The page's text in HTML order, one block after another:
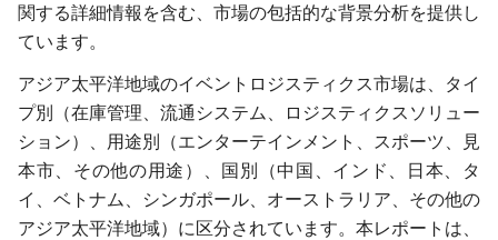
関する詳細情報を含む、市場の包括的な背景分析を提供し
ています。
アジア太平洋地域のイベントロジスティクス市場は、タイ
プ別（在庫管理、流通システム、ロジスティクスソリュー
ション）、用途別（エンターテインメント、スポーツ、見
本市、その他の用途）、国別（中国、インド、日本、タ
イ、ベトナム、シンガポール、オーストラリア、その他の
アジア太平洋地域）に区分されています。本レポートは、